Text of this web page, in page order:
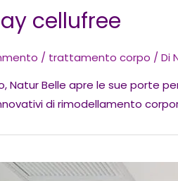
cellufree
/ trattamento corpo / Di
Natur Belle apre le sue porte
di rimodellamento